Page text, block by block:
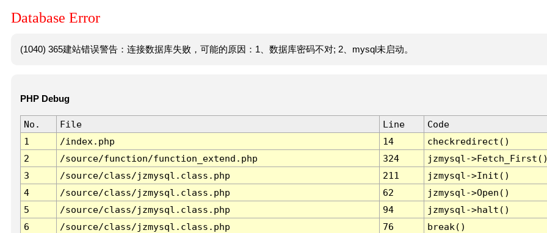
Database Error
(1040) 365建站错误警告：连接数据库失败，可能的原因：1、数据库密码不对; 2、mysql未启动。
PHP Debug
No. File Line
Code
1
/index.php 14
checkredirect()
2
/source/function/function_extend.php 324
jzmysql-
3
/source/class/jzmysql.class.php 211
jzmysql->Init()
4
/source/class/jzmysql.class.php 62
jzmysql->Open()
5
/source/class/jzmysql.class.php 94
jzmysql->halt()
6
/source/class/jzmysql.class.php 76 break()